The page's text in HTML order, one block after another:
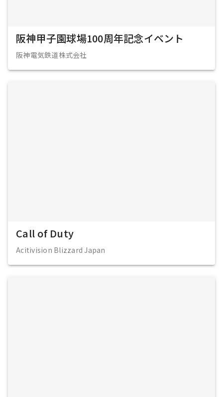
阪神甲子園球場100周年記念イベント
阪神電気鉄道株式会社
Call of Duty
Acitivision Blizzard Japan